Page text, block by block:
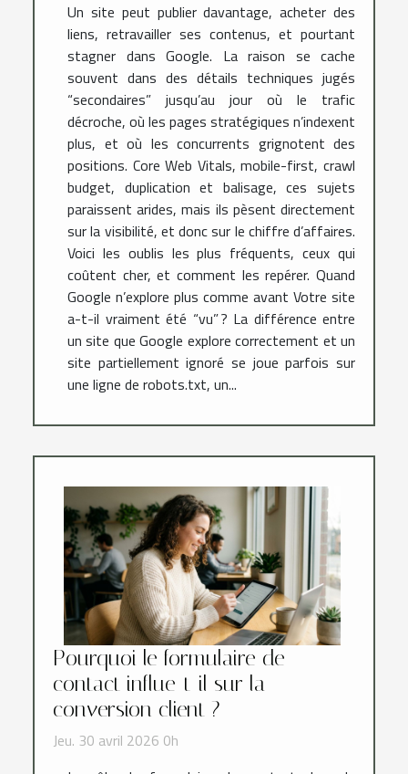
Un site peut publier davantage, acheter des
liens, retravailler ses contenus, et pourtant
stagner dans Google. La raison se cache
souvent dans des détails techniques jugés
“secondaires” jusqu’au jour où le trafic
décroche, où les pages stratégiques n’indexent
plus, et où les concurrents grignotent des
positions. Core Web Vitals, mobile-first, crawl
budget, duplication et balisage, ces sujets
paraissent arides, mais ils pèsent directement
sur la visibilité, et donc sur le chiffre d’affaires.
Voici les oublis les plus fréquents, ceux qui
coûtent cher, et comment les repérer. Quand
Google n’explore plus comme avant Votre site
a-t-il vraiment été “vu” ? La différence entre
un site que Google explore correctement et un
site partiellement ignoré se joue parfois sur
une ligne de robots.txt, un...
Pourquoi le formulaire de
contact influe-t-il sur la
conversion client ?
Jeu. 30 avril 2026 0h